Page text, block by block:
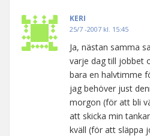
KERI
25/7 -2007 kl. 15:45
Ja, nästan samma
varje dag till jobbet
bara en halvtimme
jag behöver just
morgon (för att bli
att skicka min
kväll (för att släppa